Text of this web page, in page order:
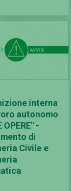
interna
autonomo
OPERE" -
di
Civile e